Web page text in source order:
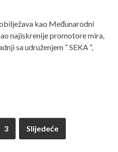
kao Međunarodni
najiskrenije promotore mira,
sa udruženjem ” SEKA “,
3 Slijedeće